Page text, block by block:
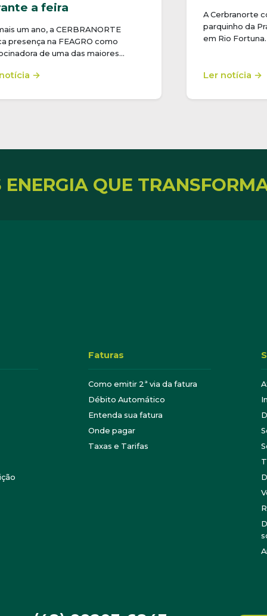
a feira
um ano, a CERBRANORTE
presença na FEAGRO como
de uma das maiores…
→
A Cerbranorte
parquinho da
em Rio
Ler notícia →
QUE
Faturas
Como emitir 2ª via da fatura
Débito Automático
Entenda sua fatura
Onde pagar
Taxas e Tarifas